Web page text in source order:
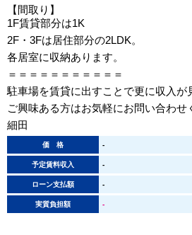
【間取り】
1F賃貸部分は1K
2F・3Fは居住部分の2LDK。
各居室に収納あります。
＝＝＝＝＝＝＝＝＝＝＝
駐車場を賃貸に出すことで更に収入
ご興味ある方はお気軽にお問い合わ
細田
価 格 -
予定賃料収入 -
ローン支払額 -
実質負担額 -